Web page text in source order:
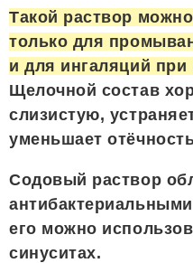
Такой раствор
только для
и для ингаляций
Щелочной состав
слизистую,
уменьшает
Содовый раствор
его можно
синуситах.